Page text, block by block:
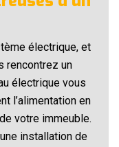
électrique, et
rencontrez un
électrique vous
l’alimentation en
votre immeuble.
installation de